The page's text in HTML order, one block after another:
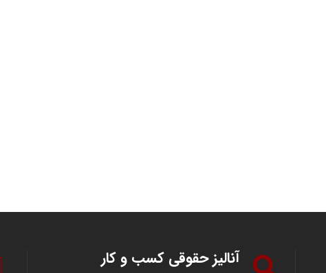
آنالیز حقوقی کسب و کار